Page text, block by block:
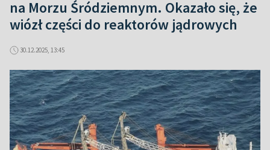
na Morzu Śródziemnym. Okazało się, że
wiózł części do reaktorów jądrowych
30.12.2025, 13:45